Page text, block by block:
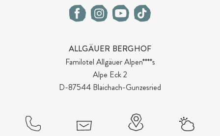
ALLGÄUER BERGHOF
Familotel Allgäuer Alpen****s
Alpe Eck 2
D-87544 Blaichach-Gunzesried